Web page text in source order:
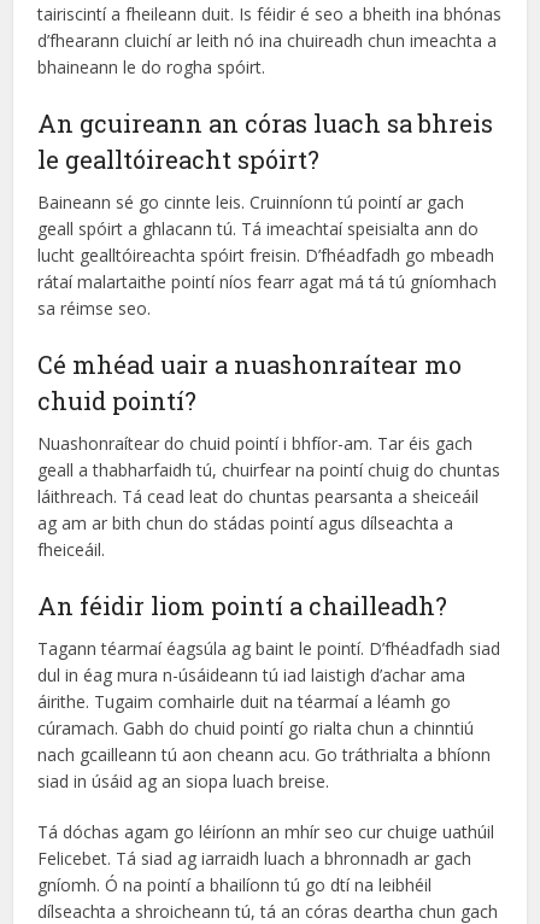
tairiscintí a fheileann duit. Is féidir é seo a bheith ina bhónas
d’fhearann cluichí ar leith nó ina chuireadh chun imeachta a
bhaineann le do rogha spóirt.
An gcuireann an córas luach sa bhreis
le gealltóireacht spóirt?
Baineann sé go cinnte leis. Cruinníonn tú pointí ar gach
geall spóirt a ghlacann tú. Tá imeachtaí speisialta ann do
lucht gealltóireachta spóirt freisin. D’fhéadfadh go mbeadh
rátaí malartaithe pointí níos fearr agat má tá tú gníomhach
sa réimse seo.
Cé mhéad uair a nuashonraítear mo
chuid pointí?
Nuashonraítear do chuid pointí i bhfíor-am. Tar éis gach
geall a thabharfaidh tú, chuirfear na pointí chuig do chuntas
láithreach. Tá cead leat do chuntas pearsanta a sheiceáil
ag am ar bith chun do stádas pointí agus dílseachta a
fheiceáil.
An féidir liom pointí a chailleadh?
Tagann téarmaí éagsúla ag baint le pointí. D’fhéadfadh siad
dul in éag mura n-úsáideann tú iad laistigh d’achar ama
áirithe. Tugaim comhairle duit na téarmaí a léamh go
cúramach. Gabh do chuid pointí go rialta chun a chinntiú
nach gcailleann tú aon cheann acu. Go tráthrialta a bhíonn
siad in úsáid ag an siopa luach breise.
Tá dóchas agam go léiríonn an mhír seo cur chuige uathúil
Felicebet. Tá siad ag iarraidh luach a bhronnadh ar gach
gníomh. Ó na pointí a bhailíonn tú go dtí na leibhéil
dílseachta a shroicheann tú, tá an córas deartha chun gach